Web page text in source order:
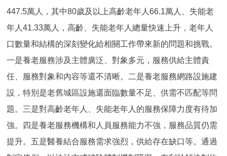
447.5萬人，其中80歲及以上高齡老年人66.1萬人、失能老
年人41.33萬人，高齡、失能老年人總量快速上升，老年人
口數量和結構的深刻變化給相關工作帶來新的問題和挑戰。
一是養老服務涉及主體廣泛、對象多元，服務供給主體責
任、服務對象和內容等還不清晰。二是養老服務網路設施建
設，特別是老舊城區設施還面臨數量不足、供需不匹配等問
題。三是對高齡老年人、失能老年人的服務保障力度有待加
強。四是養老服務機構和人員服務能力不強，服務品質仍需
提升。五是醫養結合服務需求強烈，供給存在缺口等。通過